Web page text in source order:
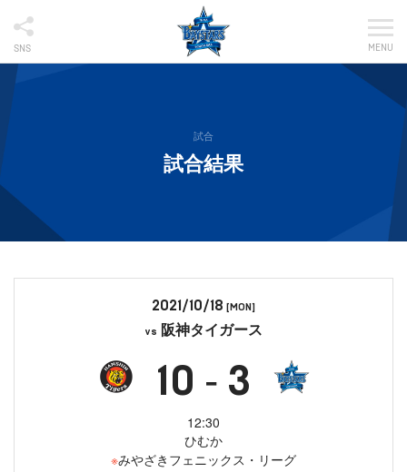
SNS MENU
試合
試合結果
2021/10/18 [MON]
vs 阪神タイガース
10 - 3
12:30
ひむか
※みやざきフェニックス・リーグ